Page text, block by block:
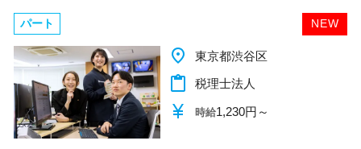
NEW
パート
place 千葉県柏市
content_paste 税理士法人
currency_yen 時給1,140円～